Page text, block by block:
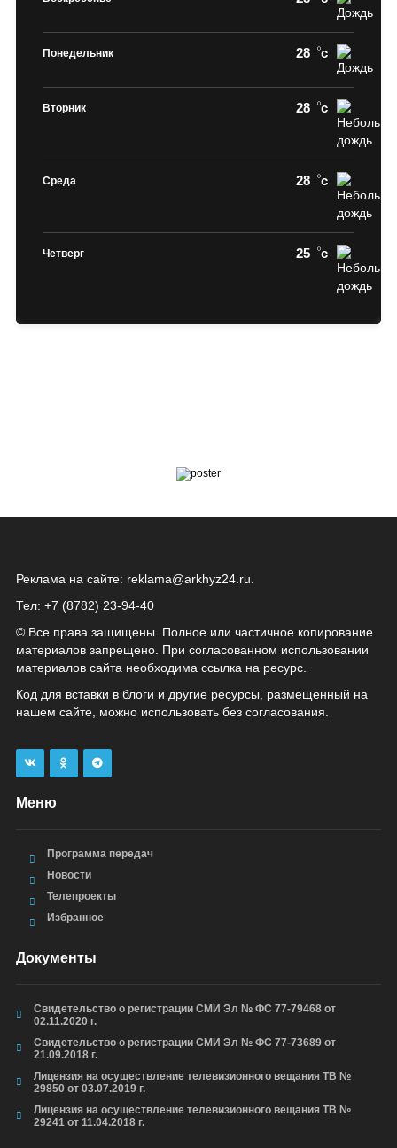
Понедельник 28 c
Вторник 28 c
Среда 28 c
Четверг 25 c
Реклама на сайте: reklama@arkhyz24.ru
Тел: +7 (8782) 23‑94‑40
© Все права защищены. Полное или частичное копирование
материалов запрещено. При согласованном использовании
материалов сайта необходима ссылка на ресурс.
Код для вставки в блоги и другие ресурсы, размещенный на
нашем сайте, можно использовать без согласования.
Меню
Программа передач
Новости
Телепроекты
Избранное
Документы
Свидетельство о регистрации СМИ Эл № ФС 77-79468 от
02.11.2020 г.
Свидетельство о регистрации СМИ Эл № ФС 77-73689 от
21.09.2018 г.
Лицензия на осуществление телевизионного вещания ТВ №
29850 от 03.07.2019 г.
Лицензия на осуществление телевизионного вещания ТВ №
29241 от 11.04.2018 г.